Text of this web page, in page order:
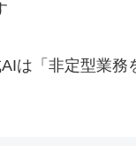
は「非定型業